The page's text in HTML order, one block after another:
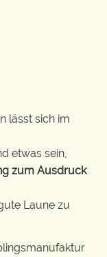
lässt sich im
etwas sein,
zum Ausdruck
Laune zu